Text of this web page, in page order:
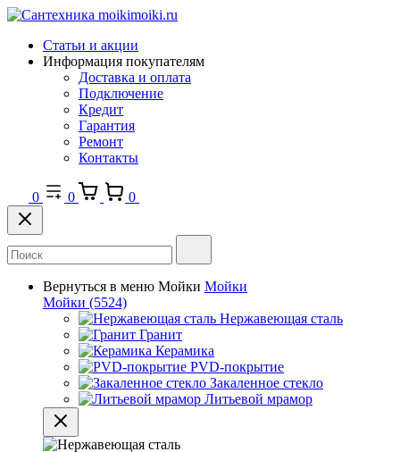
Статьи и акции
Информация покупателям
Доставка и оплата
Подключение
Кредит
Гарантия
Ремонт
Контакты
0 0 0
Вернуться в меню Мойки Мойки
Мойки (5524)
Нержавеющая сталь
Гранит
Керамика
PVD-покрытие
Закаленное стекло
Литьевой мрамор